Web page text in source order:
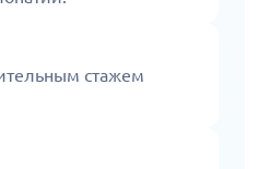
стажем